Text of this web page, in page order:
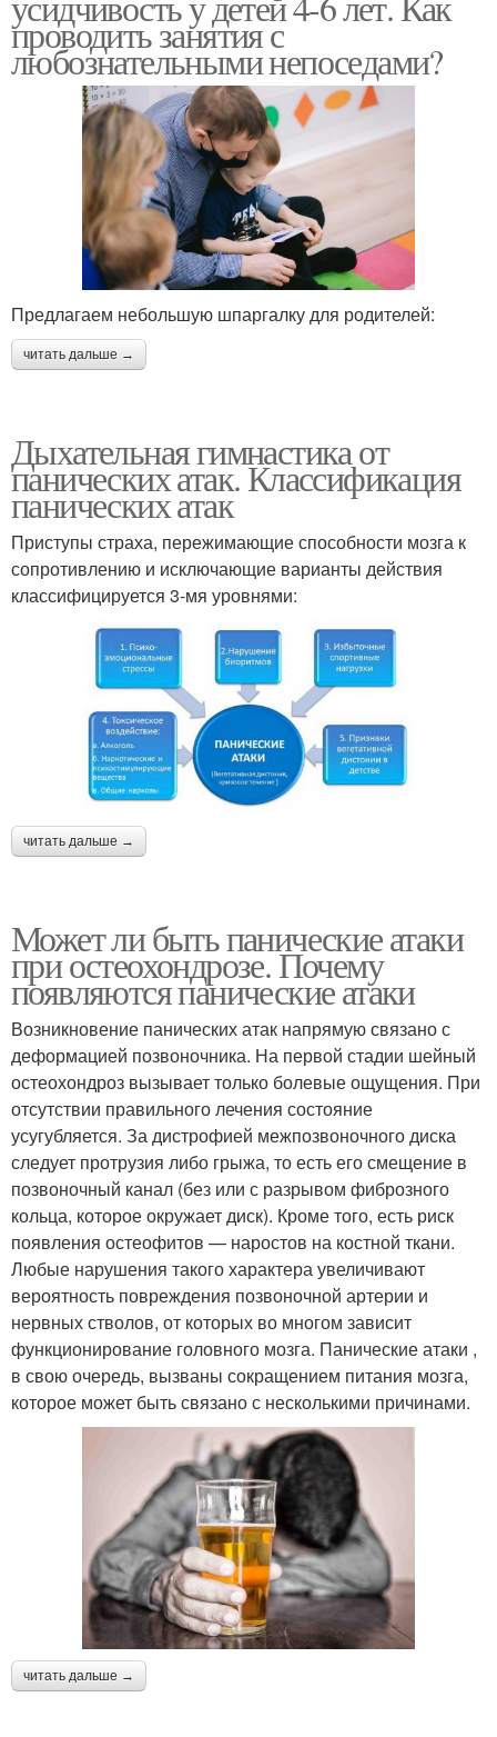
проводить занятия с
любознательными непоседами?
Предлагаем небольшую шпаргалку для родителей:
читать дальше →
Дыхательная гимнастика от
панических атак. Классификация
панических атак
Приступы страха, пережимающие способности мозга к
сопротивлению и исключающие варианты действия
классифицируется 3-мя уровнями:
читать дальше →
Может ли быть панические атаки
при остеохондрозе. Почему
появляются панические атаки
Возникновение панических атак напрямую связано с
деформацией позвоночника. На первой стадии шейный
остеохондроз вызывает только болевые ощущения. При
отсутствии правильного лечения состояние
усугубляется. За дистрофией межпозвоночного диска
следует протрузия либо грыжа, то есть его смещение в
позвоночный канал (без или с разрывом фиброзного
кольца, которое окружает диск). Кроме того, есть риск
появления остеофитов — наростов на костной ткани.
Любые нарушения такого характера увеличивают
вероятность повреждения позвоночной артерии и
нервных стволов, от которых во многом зависит
функционирование головного мозга. Панические атаки ,
в свою очередь, вызваны сокращением питания мозга,
которое может быть связано с несколькими причинами.
читать дальше →